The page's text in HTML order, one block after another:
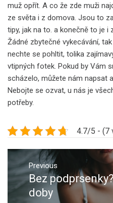
muž opřít. A co že zde muži
ze světa i z domova. Jsou to
tipy, jak na to. a konečně to je i
Žádné zbytečné vykecávání,
nechte se pohltit, tolika
vtipných fotek. Pokud by Vám
scházelo, můžete nám napsat
Nebojte se ozvat, u nás je
potřeby.
4.7/5 - (7
Navigace
pro
příspěvek
Previous
Previous
post:
Bez
doby